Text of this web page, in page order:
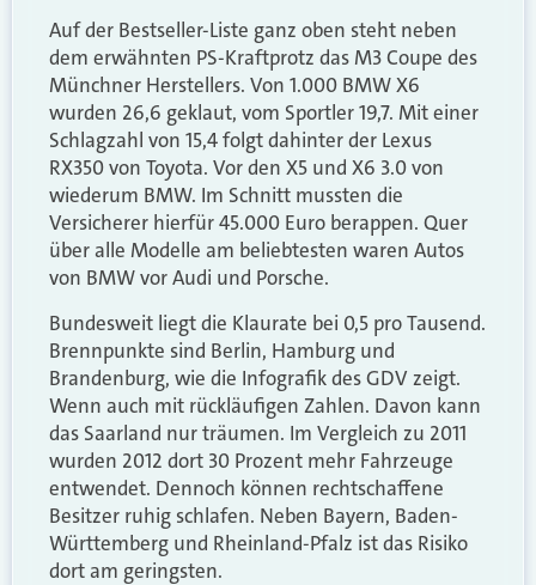
Auf der Bestseller-Liste ganz oben steht neben
dem erwähnten PS-Kraftprotz das M3 Coupe des
Münchner Herstellers. Von 1.000 BMW X6
wurden 26,6 geklaut, vom Sportler 19,7. Mit einer
Schlagzahl von 15,4 folgt dahinter der Lexus
RX350 von Toyota. Vor den X5 und X6 3.0 von
wiederum BMW. Im Schnitt mussten die
Versicherer hierfür 45.000 Euro berappen. Quer
über alle Modelle am beliebtesten waren Autos
von BMW vor Audi und Porsche.
Bundesweit liegt die Klaurate bei 0,5 pro Tausend.
Brennpunkte sind Berlin, Hamburg und
Brandenburg, wie die Infografik des GDV zeigt.
Wenn auch mit rückläufigen Zahlen. Davon kann
das Saarland nur träumen. Im Vergleich zu 2011
wurden 2012 dort 30 Prozent mehr Fahrzeuge
entwendet. Dennoch können rechtschaffene
Besitzer ruhig schlafen. Neben Bayern, Baden-
Württemberg und Rheinland-Pfalz ist das Risiko
dort am geringsten.